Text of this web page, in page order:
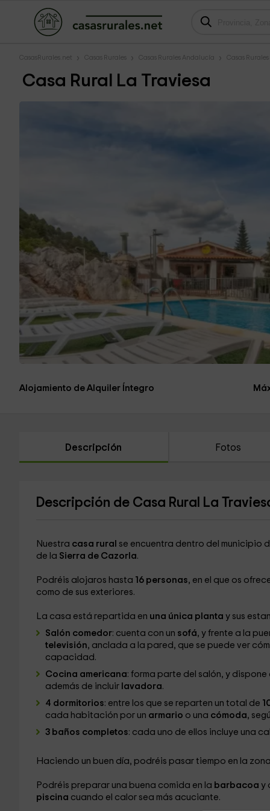
CasasRurales.net Casas Rurales Casas Rurales Andalucía Casas
Casa Rural La Traviesa
Alojamiento de Alquiler Íntegro
Descripción Fotos
Descripción de Casa Rural La
Nuestra casa rural se encuentra dentro del municipio
de la Sierra de Cazorla.
Podréis alojaros hasta 16 personas, en el que os
como de sus exteriores.
La casa está repartida en una única planta y sus
Salón comedor: cuenta con un sofá, y frente a la
televisión, anclada a la pared, que se puede ver
capacidad.
Cocina americana: forma parte del salón, y dispone
además de incluir lavadora.
4 dormitorios: entre los que se reparten un total de
cada habitación por un armario o una cómoda,
3 baños completos: cada uno de ellos incluye una
Haciendo un buen día, podréis pasar tiempo en la zona
Podréis preparar una buena comida en la barbacoa y
piscina cuando el calor sea más acuciante.